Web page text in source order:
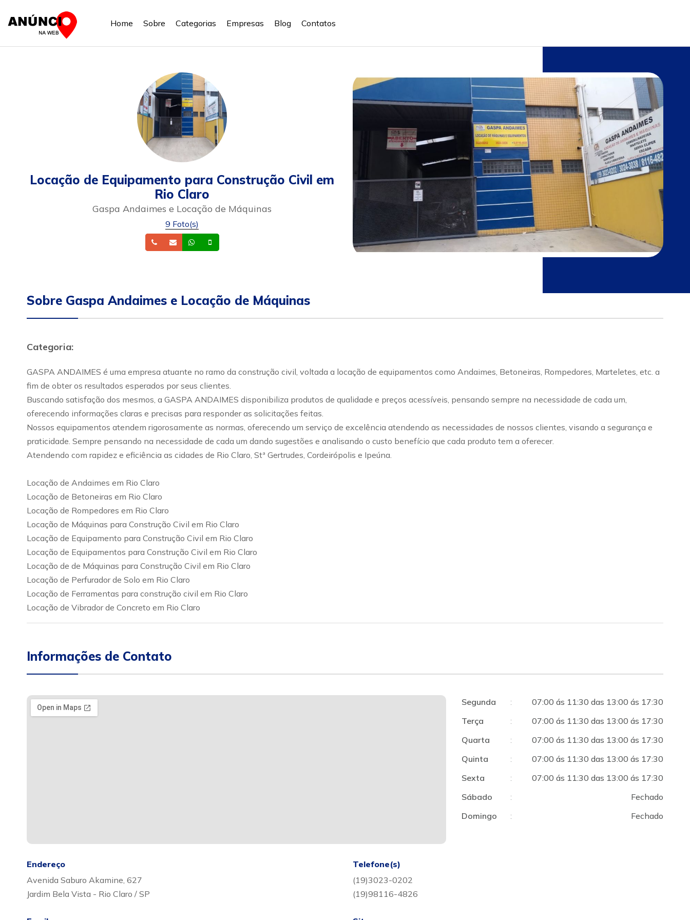
Home Sobre Categorias Empresas Blog Contatos
Locação de Equipamento para Construção Civil em
Rio Claro
Gaspa Andaimes e Locação de Máquinas
9 Foto(s)
TelefoneEmail Whatsapp
Sobre Gaspa Andaimes e Locação de Máquinas
Categoria:
GASPA ANDAIMES é uma empresa atuante no ramo da construção civil, voltada a locação de equipamentos como Andaimes, Betoneiras, Rompedores, Marteletes, etc. a
fim de obter os resultados esperados por seus clientes.
Buscando satisfação dos mesmos, a GASPA ANDAIMES disponibiliza produtos de qualidade e preços acessíveis, pensando sempre na necessidade de cada um,
oferecendo informações claras e precisas para responder as solicitações feitas.
Nossos equipamentos atendem rigorosamente as normas, oferecendo um serviço de excelência atendendo as necessidades de nossos clientes, visando a segurança e
praticidade. Sempre pensando na necessidade de cada um dando sugestões e analisando o custo benefício que cada produto tem a oferecer.
Atendendo com rapidez e eficiência as cidades de Rio Claro, Stª Gertrudes, Cordeirópolis e Ipeúna.
Locação de Andaimes em Rio Claro
Locação de Betoneiras em Rio Claro
Locação de Rompedores em Rio Claro
Locação de Máquinas para Construção Civil em Rio Claro
Locação de Equipamento para Construção Civil em Rio Claro
Locação de Equipamentos para Construção Civil em Rio Claro
Locação de de Máquinas para Construção Civil em Rio Claro
Locação de Perfurador de Solo em Rio Claro
Locação de Ferramentas para construção civil em Rio Claro
Locação de Vibrador de Concreto em Rio Claro
Informações de Contato
Segunda :
07:00 ás 11:30 das 13:00 ás 17:30
Terça
:
07:00 ás 11:30 das 13:00 ás 17:30
Quarta
:
07:00 ás 11:30 das 13:00 ás 17:30
Quinta
:
07:00 ás 11:30 das 13:00 ás 17:30
Sexta
:
07:00 ás 11:30 das 13:00 ás 17:30
Sábado
:
Fechado
Domingo
: Fechado
Endereço
Avenida Saburo Akamine, 627
Jardim Bela Vista - Rio Claro / SP
Telefone(s)
(19)3023-0202
(19)98116-4826